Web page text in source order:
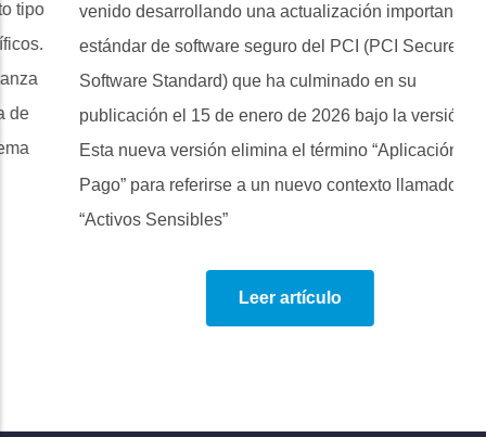
venido desarrollando una actualización importante del
estándar de software seguro del PCI (PCI Secure
Software Standard) que ha culminado en su
publicación el 15 de enero de 2026 bajo la versión 2.0.
Esta nueva versión elimina el término “Aplicación de
Pago” para referirse a un nuevo contexto llamado
“Activos Sensibles”
Leer artículo